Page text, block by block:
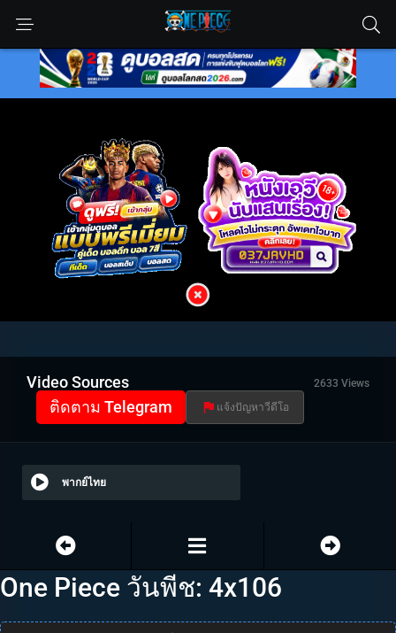
Video Sources 2633 Views
ติดตาม Telegram แจ้งปัญหาวีดีโอ
พากย์ไทย
One Piece วันพีช: 4x106